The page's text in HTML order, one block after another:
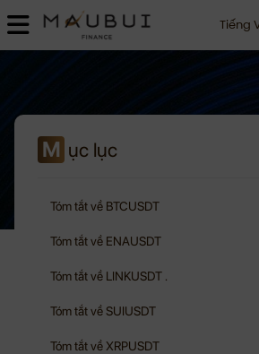
Tiếng
M ục lục
Tóm tắt về BTCUSDT
Tóm tắt về ENAUSDT
Tóm tắt về LINKUSDT .
Tóm tắt về SUIUSDT
Tóm tắt về XRPUSDT